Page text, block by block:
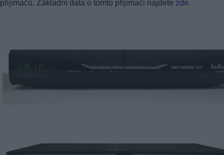
přijímačů. Základní data o tomto přijímači najdete zde.